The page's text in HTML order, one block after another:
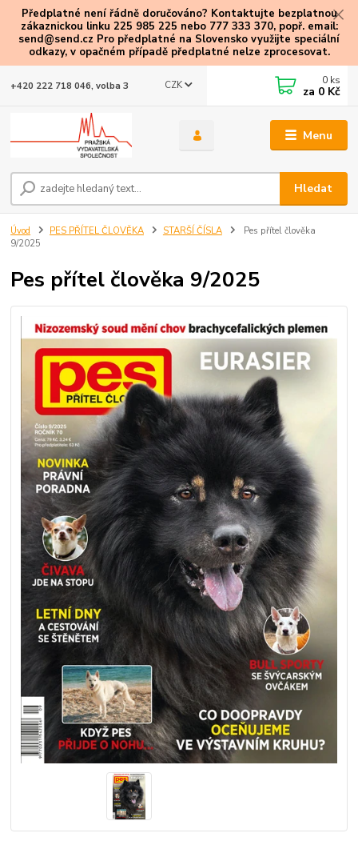
Předplatné není řádně doručováno? Kontaktujte bezplatnou
zákaznickou linku 225 985 225 nebo 777 333 370, popř. email:
send@send.cz Pro předplatné na Slovensko využijte speciální
odkazy, v opačném případě předplatné nelze zprocesovat.
Menu
CZK
Hledat
+420 222 718 046, volba 3 0 ks
za 0 Kč
Úvod PES PŘÍTEL ČLOVĚKA STARŠÍ ČÍSLA
Pes přítel člověka
9/2025
Pes přítel člověka 9/2025